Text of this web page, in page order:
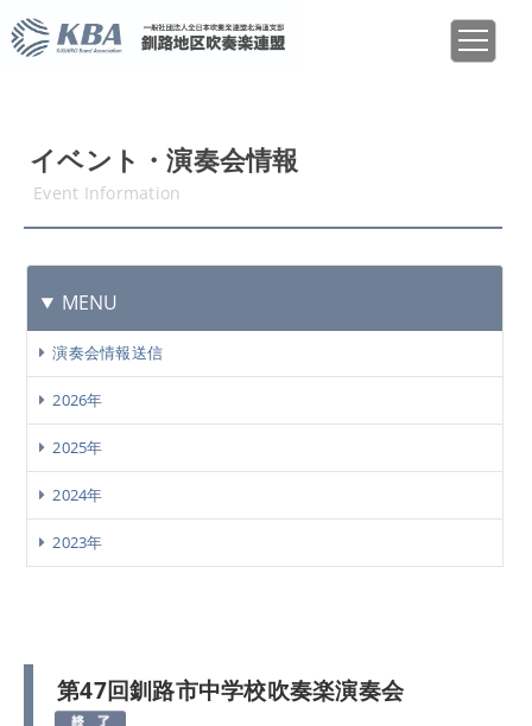
イベント・演奏会情報
Event Information
MENU
演奏会情報送信
2026年
2025年
2024年
2023年
第47回釧路市中学校吹奏楽演奏会